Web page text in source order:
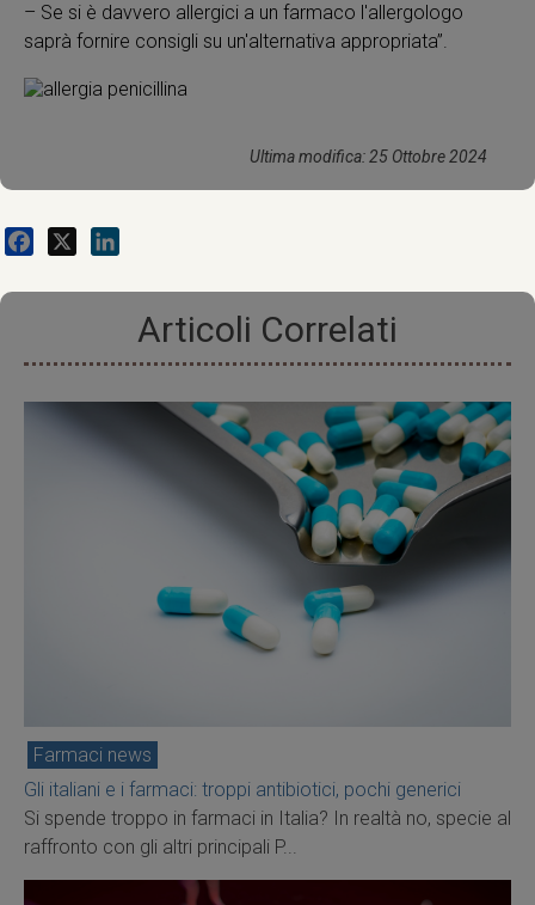
Ultima modifica: 25 Ottobre 2024
– Se si è davvero allergici a un farmaco l'allergologo
saprà fornire consigli su un'alternativa appropriata”.
Articoli Correlati
Farmaci news
Gli italiani e i farmaci: troppi antibiotici, pochi generici
Si spende troppo in farmaci in Italia? In realtà no, specie al
raffronto con gli altri principali P...